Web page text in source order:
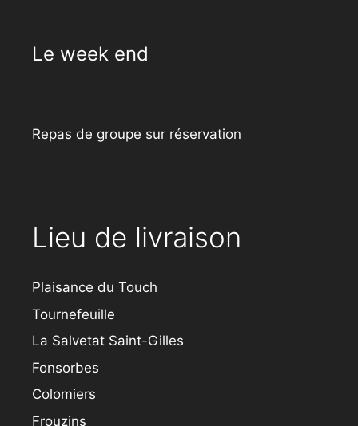
Le week end
Repas de groupe sur réservation
Lieu de livraison
Plaisance du Touch
Tournefeuille
La Salvetat Saint-Gilles
Fonsorbes
Colomiers
Frouzins